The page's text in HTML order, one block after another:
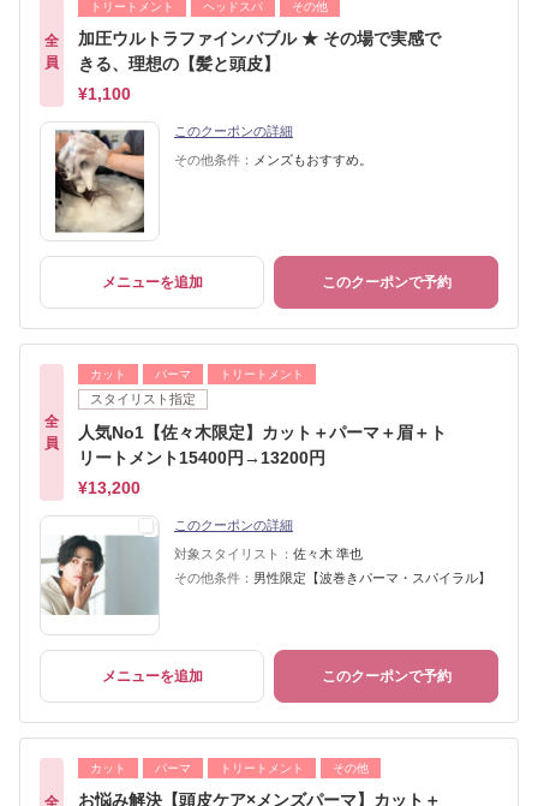
全
員
トリートメント ヘッドスパ その他
加圧ウルトラファインバブル ★ その場で実感で
きる、理想の【髪と頭皮】
¥1,100
このクーポンの詳細
その他条件：
メンズもおすすめ。
メニューを追加 このクーポンで予約
全
員
カット パーマ トリートメント
スタイリスト指定
人気No1【佐々木限定】カット＋パーマ＋眉＋ト
リートメント15400円→13200円
¥13,200
このクーポンの詳細
対象スタイリスト： 佐々木 準也
その他条件： 男性限定【波巻きパーマ・スパイラル】
メニューを追加 このクーポンで予約
全
カット パーマ トリートメント その他
お悩み解決【頭皮ケア×メンズパーマ】カット＋